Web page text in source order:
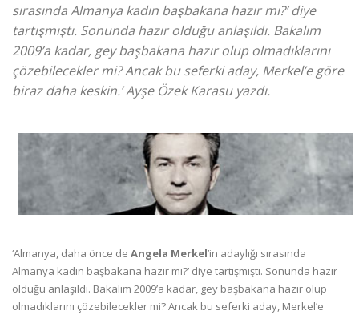
sırasında Almanya kadın başbakana hazır mı?’ diye
tartışmıştı. Sonunda hazır olduğu anlaşıldı. Bakalım
2009’a kadar, gey başbakana hazır olup olmadıklarını
çözebilecekler mi? Ancak bu seferki aday, Merkel’e göre
biraz daha keskin.’ Ayşe Özek Karasu yazdı.
‘Almanya, daha önce de Angela Merkel’in adaylığı sırasında
Almanya kadın başbakana hazır mı?’ diye tartışmıştı. Sonunda hazır
olduğu anlaşıldı. Bakalım 2009’a kadar, gey başbakana hazır olup
olmadıklarını çözebilecekler mi? Ancak bu seferki aday, Merkel’e